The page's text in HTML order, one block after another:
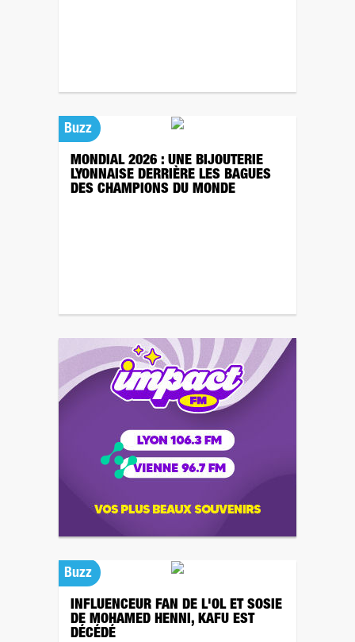
Buzz
MONDIAL 2026 : UNE BIJOUTERIE
LYONNAISE DERRIÈRE LES BAGUES
DES CHAMPIONS DU MONDE
Buzz
INFLUENCEUR FAN DE L'OL ET SOSIE
DE MOHAMED HENNI, KAFU EST
DÉCÉDÉ